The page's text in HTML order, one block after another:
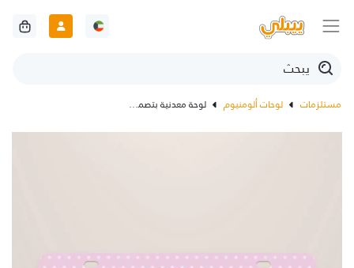
مستلزمات لوحات ألومنيوم لوحة معدنية بتصميم كشف جنس المولود للبنات